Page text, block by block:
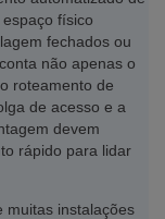
físico
fechados ou
não apenas o
roteamento de
de acesso e a
devem
rápido para lidar
muitas instalações